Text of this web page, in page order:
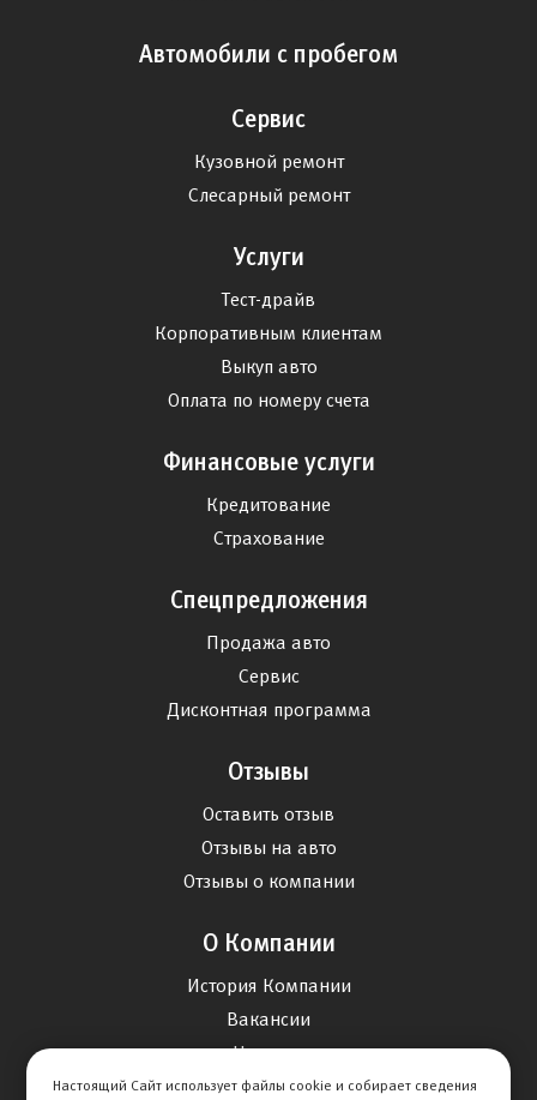
Автомобили с пробегом
Сервис
Кузовной ремонт
Слесарный ремонт
Услуги
Тест-драйв
Корпоративным клиентам
Выкуп авто
Оплата по номеру счета
Финансовые услуги
Кредитование
Страхование
Спецпредложения
Продажа авто
Сервис
Дисконтная программа
Отзывы
Оставить отзыв
Отзывы на авто
Отзывы о компании
О Компании
История Компании
Вакансии
Новости
Настоящий Сайт использует файлы cookie и собирает сведения